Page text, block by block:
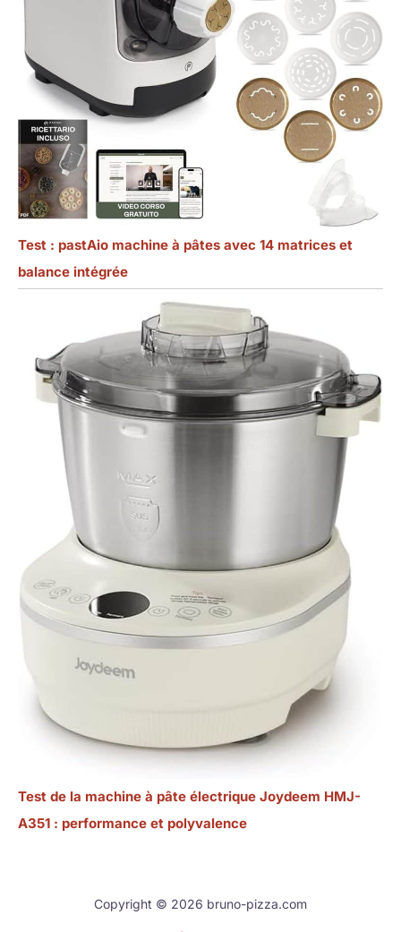
Test : pastAio machine à pâtes avec 14 matrices et
balance intégrée
Test de la machine à pâte électrique Joydeem HMJ-
A351 : performance et polyvalence
Copyright © 2026 bruno-pizza.com